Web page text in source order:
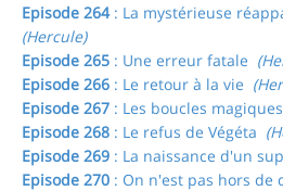
Episode 264: La mystérieuse
(Hercule)
Episode 265 : Une erreur fatale
Episode 266 : Le retour à la vie
Episode 267 : Les boucles magiques
Episode 268 : Le refus de Végéta
Episode 269 : La naissance d'un
Episode 270 : On n'est pas hors de